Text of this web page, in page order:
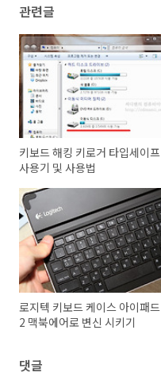
관련글
키보드 해킹 키로거 타입세이프
사용기 및 사용법
로지텍 키보드 케이스 아이패드
2 맥북에어로 변신 시키기
댓글